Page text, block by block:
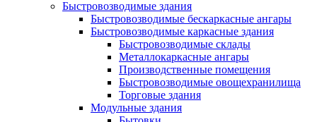
Быстровозводимые здания
Быстровозводимые бескаркасные ангары
Быстровозводимые каркасные здания
Быстровозводимые склады
Металлокаркасные ангары
Производственные помещения
Быстровозводимые овощехранилища
Торговые здания
Модульные здания